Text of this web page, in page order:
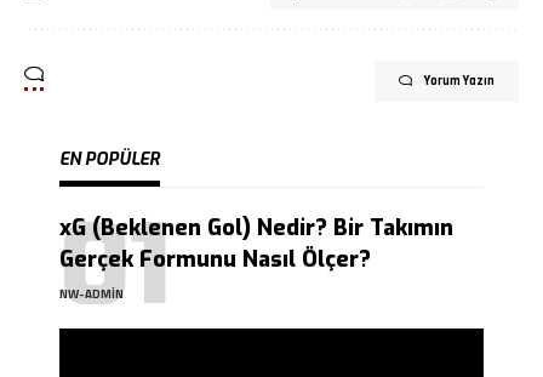
Yorum Yazın
EN POPÜLER
xG (Beklenen Gol) Nedir? Bir Takımın
Gerçek Formunu Nasıl Ölçer?
NW-ADMIN